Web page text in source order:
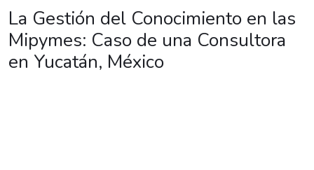
La Gestión del Conocimiento en las
Mipymes: Caso de una Consultora
en Yucatán, México